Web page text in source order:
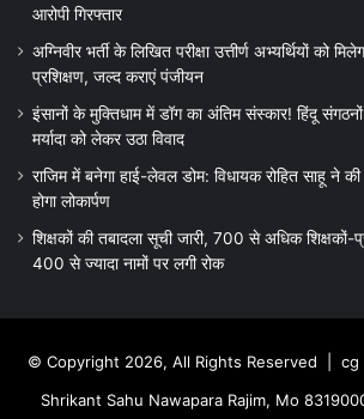
आरोपी गिरफ्तार
अग्निवीर भर्ती के लिखित परीक्षा उत्तीर्ण अभ्यर्थियों को
प्रशिक्षण, जल्द कराएं पंजीयन
इंसानों के मुक्तिधाम में डॉग का अंतिम संस्कार! हिंदू संगठनों
मर्यादा को लेकर उठा विवाद
राजिम में बनेगा हाई-लेवल डोम: विधायक रोहित साहू ने
होगा लोकार्पण
शिक्षकों की तबादला सूची जारी, 700 से अधिक शिक्षकों-
400 से ज्यादा नामों पर लगी रोक
© Copyright 2026, All Rights Reserved | cg
Shrikant Sahu Nawapara Rajim, Mo